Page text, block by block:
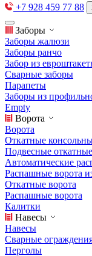
+7 928 459 77 88
Заборы
Заборы жалюзи
Заборы ранчо
Забор из
Сварные заборы
Парапеты
Заборы из
Empty
Ворота
Ворота
Откатные
Подвесные
Автоматические
Распашные ворота
Откатные ворота
Распашные ворота
Калитки
Навесы
Навесы
Сварные
Перголы